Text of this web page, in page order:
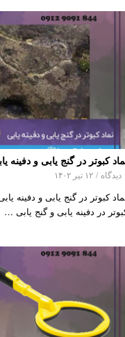
کبوتر در گنج یابی و دفینه
/ ۱۲ تیر ۱۴۰۲
کبوتر در گنج یابی و دفینه
در دفینه یابی و گنج یابی …